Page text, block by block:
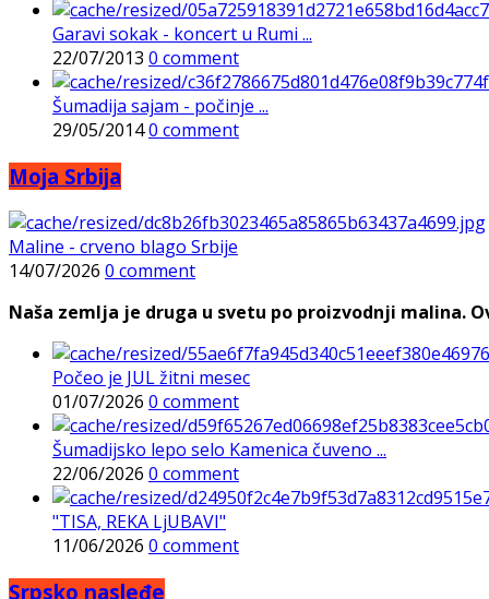
Garavi sokak - koncert u Rumi ...
22/07/2013 0 comment
Šumadija sajam - počinje ...
29/05/20140 comment
Moja Srbija
Maline - crveno blago Srbije
14/07/2026 0 comment
Naša zemlja je druga u svetu po proizvodnji malina.
Počeo je JUL žitni mesec
01/07/2026 0 comment
Šumadijsko lepo selo Kamenica čuveno ...
22/06/2026 0 comment
"TISA, REKA LjUBAVI"
11/06/2026 0 comment
Srpsko nasleđe